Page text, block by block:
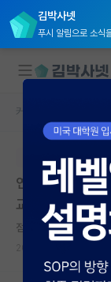
김박사넷
푸시 알림으로 소식
대학원생 모집
국내대학원 정보
연구실&오픈랩
커뮤니티
커뮤니티 홈
커뮤니티 홈
본문이 수정되지 않
연세대학교 경
교원 채용공고
점잖은 에르빈 슈뢰딩